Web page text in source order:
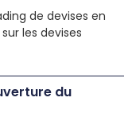
de devises en
les devises
du